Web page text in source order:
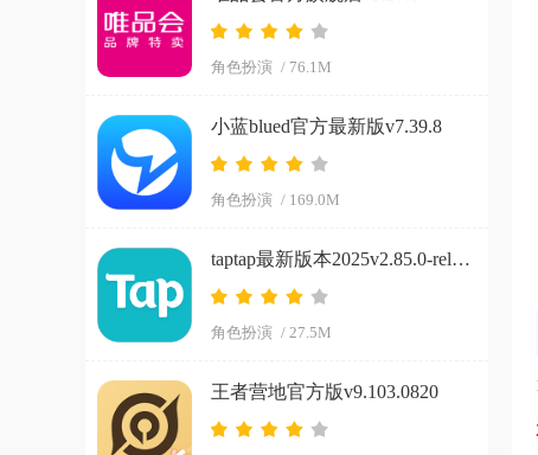
角色扮演 / 76.1M
小蓝blued官方最新版v7.39.8
角色扮演 / 169.0M
taptap最新版本2025v2.85.0-rel#100100
角色扮演 / 27.5M
王者营地官方版v9.103.0820